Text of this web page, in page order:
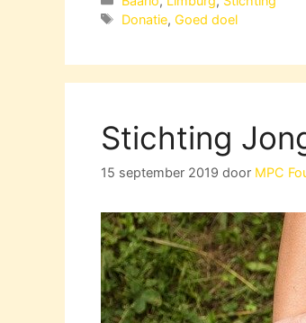
Tags
Donatie,Goed doel
Stichting
15 september 2019 door MPC